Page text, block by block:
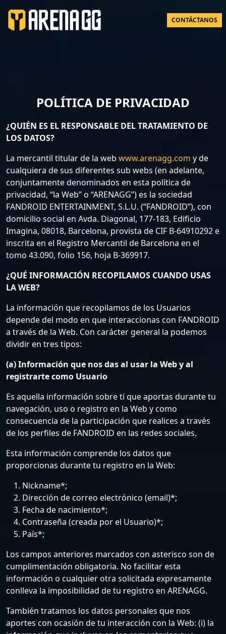
CONTÁCTANOS
POLÍTICA DE PRIVACIDAD
¿QUIÉN ES EL RESPONSABLE DEL TRATAMIENTO DE
LOS DATOS?
La mercantil titular de la web www.arenagg.com y de
cualquiera de sus diferentes sub webs (en adelante,
conjuntamente denominados en esta política de
privacidad, “la Web” o “ARENAGG”) es la sociedad
FANDROID ENTERTAINMENT, S.L.U. (“FANDROID”), con
domicilio social en Avda. Diagonal, 177-183, Edificio
Imagina, 08018, Barcelona, provista de CIF B-64910292 e
inscrita en el Registro Mercantil de Barcelona en el
tomo 43.090, folio 156, hoja B-369917.
¿QUÉ INFORMACIÓN RECOPILAMOS CUANDO USAS
LA WEB?
La información que recopilamos de los Usuarios
depende del modo en que interaccionas con FANDROID
a través de la Web. Con carácter general la podemos
dividir en tres tipos:
(a) Información que nos das al usar la Web y al
registrarte como Usuario
Es aquella información sobre ti que aportas durante tu
navegación, uso o registro en la Web y como
consecuencia de la participación que realices a través
de los perfiles de FANDROID en las redes sociales.
Esta información comprende los datos que
proporcionas durante tu registro en la Web:
Nickname*;
Dirección de correo electrónico (email)*;
Fecha de nacimiento*;
Contraseña (creada por el Usuario)*;
País*;
Los campos anteriores marcados con asterisco son de
cumplimentación obligatoria. No facilitar esta
información o cualquier otra solicitada expresamente
conlleva la imposibilidad de tu registro en ARENAGG.
También tratamos los datos personales que nos
aportes con ocasión de tu interacción con la Web: (i) la